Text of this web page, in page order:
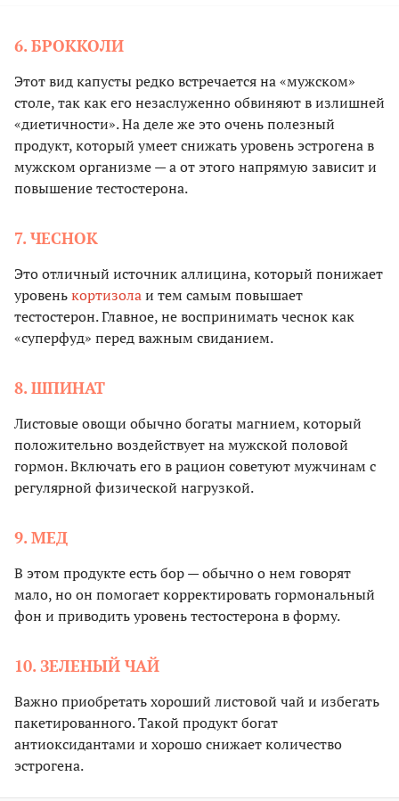
6. БРОККОЛИ
Этот вид капусты редко встречается на «мужском»
столе, так как его незаслуженно обвиняют в излишней
«диетичности». На деле же это очень полезный
продукт, который умеет снижать уровень эстрогена в
мужском организме — а от этого напрямую зависит и
повышение тестостерона.
7. ЧЕСНОК
Это отличный источник аллицина, который понижает
уровенькортизолаи тем самым повышает
тестостерон. Главное, не воспринимать чеснок как
«суперфуд» перед важным свиданием.
8. ШПИНАТ
Листовые овощи обычно богаты магнием, который
положительно воздействует на мужской половой
гормон. Включать его в рацион советуют мужчинам с
регулярной физической нагрузкой.
9. МЕД
В этом продукте есть бор — обычно о нем говорят
мало, но он помогает корректировать гормональный
фон и приводить уровень тестостерона в форму.
10. ЗЕЛЕНЫЙ ЧАЙ
Важно приобретать хороший листовой чай и избегать
пакетированного. Такой продукт богат
антиоксидантами и хорошо снижает количество
эстрогена.